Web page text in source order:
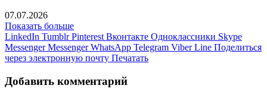
07.07.2026
Показать больше
LinkedIn Tumblr Pinterest Вконтакте Одноклассники Skype
Messenger Messenger WhatsApp Telegram Viber Line Поделиться
через электронную почту Печатать
Добавить комментарий